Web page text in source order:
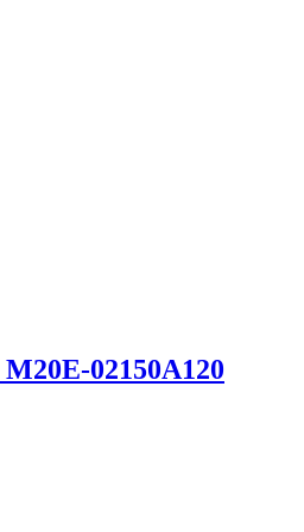
02150A120